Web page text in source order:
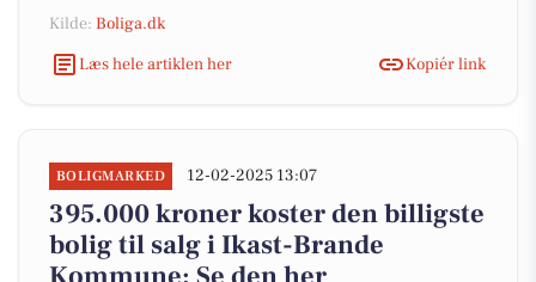
Kilde: Boliga.dk
Læs hele artiklen her
Kopiér link
BOLIGMARKED 12-02-2025 13:07
395.000 kroner koster den billigste
bolig til salg i Ikast-Brande